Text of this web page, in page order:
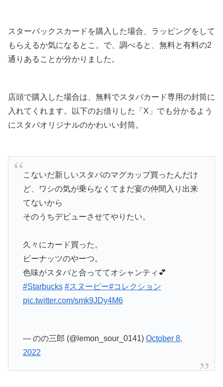
スターバックスカードを購入した場合、ラッピングをして
もらえるか気になるとこ。で、調べると、無料と有料の2
通りあることが分かりました。
店頭で購入した場合は、無料でスタバカード専用の封筒に
入れてくれます。以下のお借りした「X」でも分かるよう
にスタバオリジナルのかわいい封筒。
こないだ新しいスタバのマグカップ買ったんだけ
ど、ワシの気が乗らなくてまだ宴の仲間入り出来
てないから
そのうちデビューさせてやりたい。
久々にカード買った。
ピーナッツのやーつ。
色味がスタバと合っててオシャンティ💕
#Starbucks #スヌーピー#コレクション
pic.twitter.com/smk9JDy4M6
— のの三郎 (@lemon_sour_0141) October 8,
2022